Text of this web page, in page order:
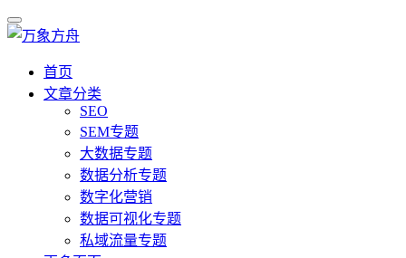
首页
文章分类
SEO
SEM专题
大数据专题
数据分析专题
数字化营销
数据可视化专题
私域流量专题